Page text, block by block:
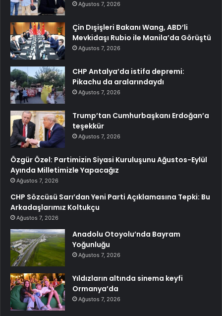
Ağustos 7, 2026
Çin Dışişleri Bakanı Wang, ABD’li
Mevkidaşı Rubio ile Manila’da Görüştü
Ağustos 7, 2026
CHP Antalya’da istifa depremi:
Pikachu da aralarındaydı
Ağustos 7, 2026
Trump’tan Cumhurbaşkanı Erdoğan’a
teşekkür
Ağustos 7, 2026
Özgür Özel: Partimizin Siyasi Kuruluşunu Ağustos-Eylül
Ayında Milletimizle Yapacağız
Ağustos 7, 2026
CHP Sözcüsü Sarı’dan Yeni Parti Açıklamasına Tepki: Bu
Arkadaşlarımız Koltukçu
Ağustos 7, 2026
Anadolu Otoyolu’nda Bayram
Yoğunluğu
Ağustos 7, 2026
Yıldızların altında sinema keyfi
Ormanya’da
Ağustos 7, 2026